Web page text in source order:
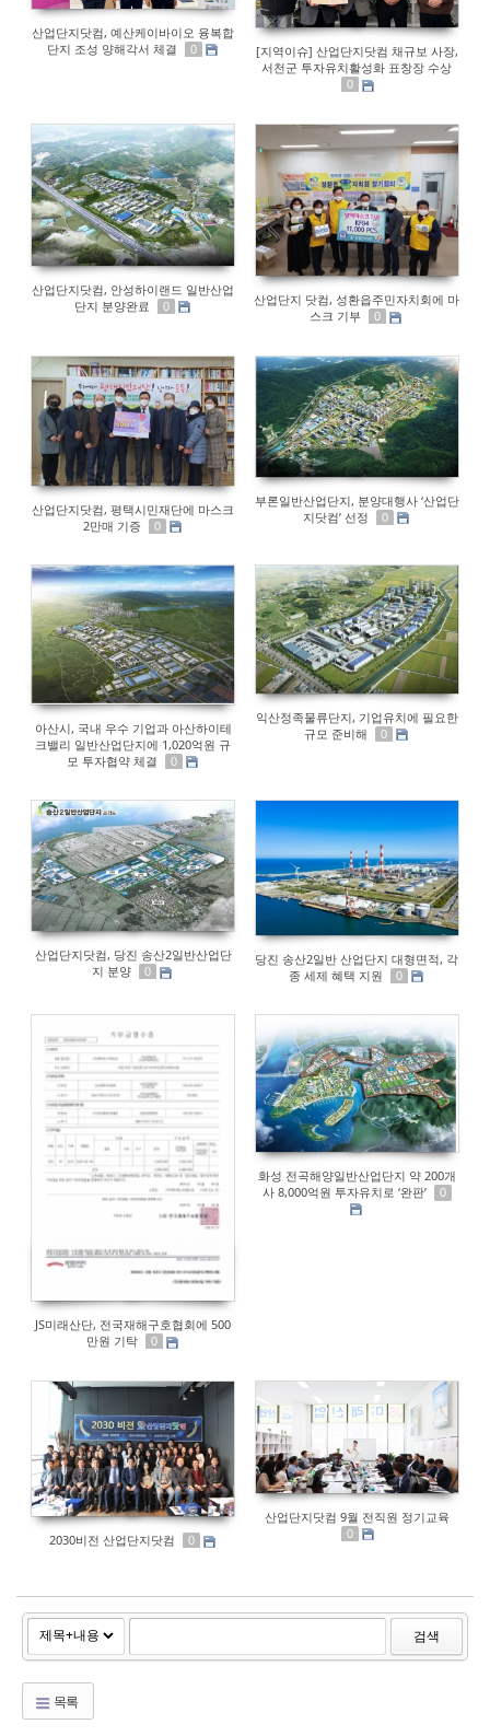
산업단지닷컴, 예산케이바이오 융복합
단지 조성 양해각서 체결
0
[지역이슈] 산업단지닷컴 채규보 사장,
서천군 투자유치활성화 표창장 수상
0
산업단지닷컴, 안성하이랜드 일반산업
단지 분양완료
0
산업단지 닷컴, 성환읍주민자치회에 마
스크 기부
0
산업단지닷컴, 평택시민재단에 마스크
2만매 기증
0
부론일반산업단지, 분양대행사 ‘산업단
지닷컴’ 선정
0
아산시, 국내 우수 기업과 아산하이테
크밸리 일반산업단지에 1,020억원 규
모 투자협약 체결
0
익산정족물류단지, 기업유치에 필요한
규모 준비해
0
산업단지닷컴, 당진 송산2일반산업단
지 분양
0
당진 송산2일반 산업단지 대형면적, 각
종 세제 혜택 지원
0
JS미래산단, 전국재해구호협회에 500
만원 기탁
0
화성 전곡해양일반산업단지 약 200개
사 8,000억원 투자유치로 ‘완판’
0
2030비전 산업단지닷컴 0
산업단지닷컴 9월 전직원 정기교육
0
검색
목록